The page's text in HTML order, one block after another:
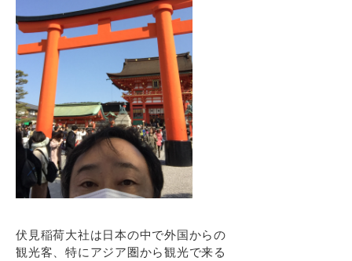
伏見稲荷大社は日本の中で外国からの
観光客、特にアジア圏から観光で来る